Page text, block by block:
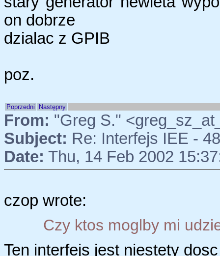
on dobrze
dzialac z GPIB
poz.
Poprzedni Następny
From: "Greg S."
Subject: Re: Interfejs IEE -
Date: Thu, 14 Feb 2002
czop wrote:
Czy ktos moglby mi
Ten interfejs jest niestety